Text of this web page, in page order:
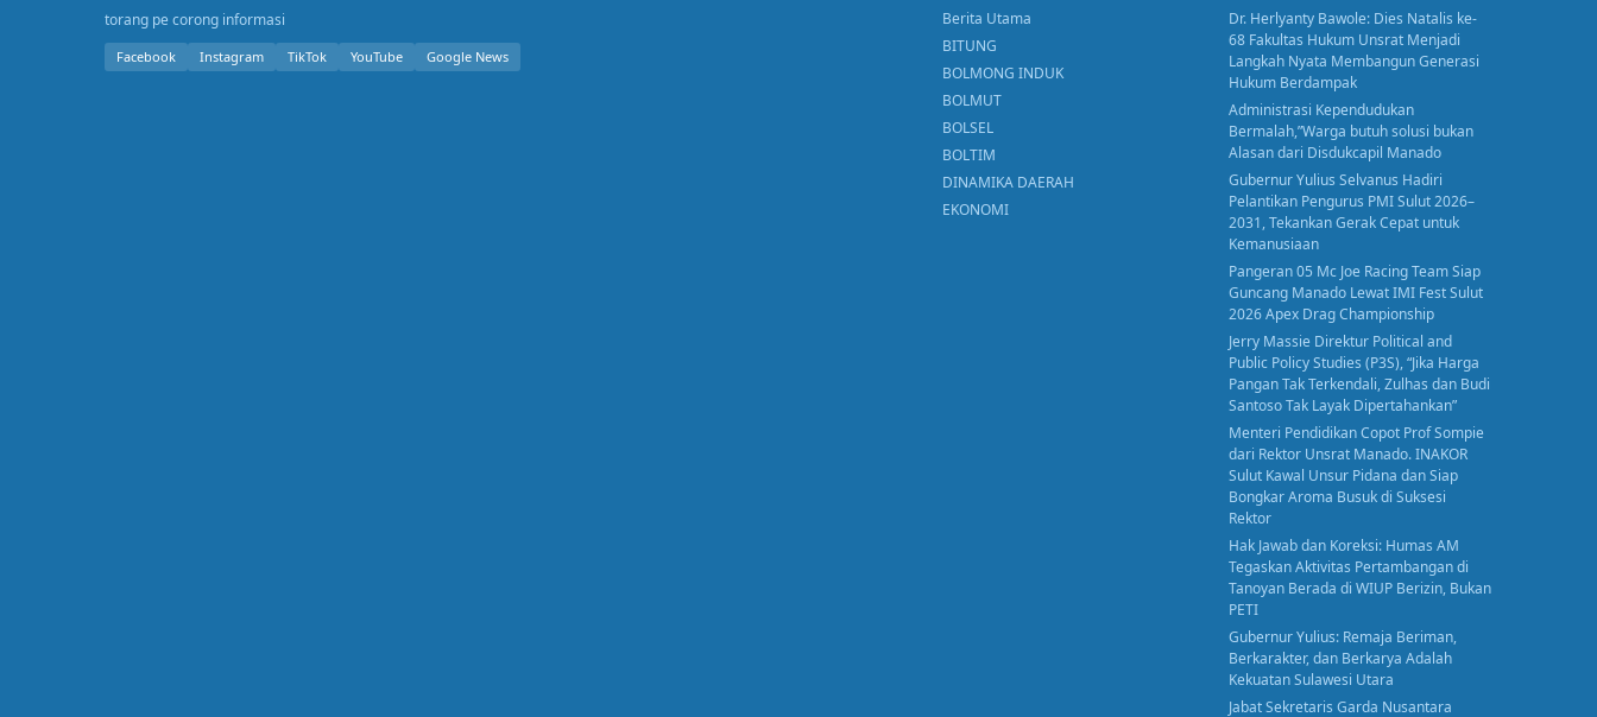
torang pe corong informasi
Facebook Instagram TikTok YouTube Google News
Berita Utama
BITUNG
BOLMONG INDUK
BOLMUT
BOLSEL
BOLTIM
DINAMIKA DAERAH
EKONOMI
Dr. Herlyanty Bawole: Dies Natalis ke-
68 Fakultas Hukum Unsrat Menjadi
Langkah Nyata Membangun Generasi
Hukum Berdampak
Administrasi Kependudukan
Bermalah,”Warga butuh solusi bukan
Alasan dari Disdukcapil Manado
Gubernur Yulius Selvanus Hadiri
Pelantikan Pengurus PMI Sulut 2026–
2031, Tekankan Gerak Cepat untuk
Kemanusiaan
Pangeran 05 Mc Joe Racing Team Siap
Guncang Manado Lewat IMI Fest Sulut
2026 Apex Drag Championship
Jerry Massie Direktur Political and
Public Policy Studies (P3S), “Jika Harga
Pangan Tak Terkendali, Zulhas dan Budi
Santoso Tak Layak Dipertahankan”
Menteri Pendidikan Copot Prof Sompie
dari Rektor Unsrat Manado. INAKOR
Sulut Kawal Unsur Pidana dan Siap
Bongkar Aroma Busuk di Suksesi
Rektor
Hak Jawab dan Koreksi: Humas AM
Tegaskan Aktivitas Pertambangan di
Tanoyan Berada di WIUP Berizin, Bukan
PETI
Gubernur Yulius: Remaja Beriman,
Berkarakter, dan Berkarya Adalah
Kekuatan Sulawesi Utara
Jabat Sekretaris Garda Nusantara